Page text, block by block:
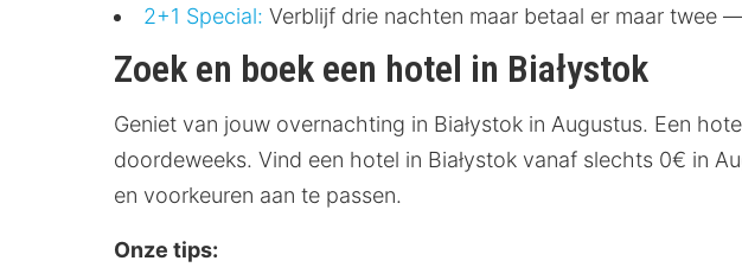
2+1 Special: Verblijf drie nachten maar betaal er maar twee
Zoek en boek een hotel in Białystok
Geniet van jouw overnachting in Białystok in Augustus. Een
doordeweeks. Vind een hotel in Białystok vanaf slechts 0€ in
en voorkeuren aan te passen.
Onze tips: